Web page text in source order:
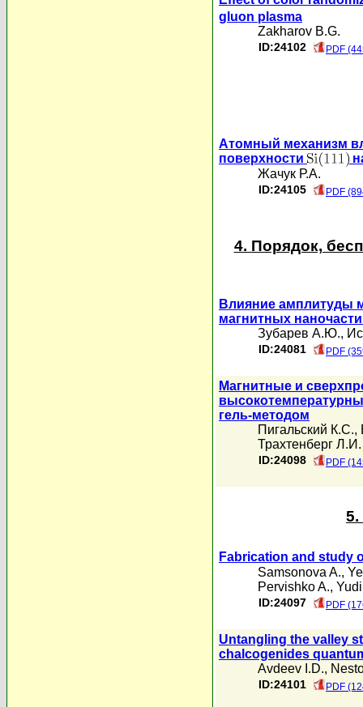
gluon plasma
Zakharov B.G.
ID:24102 PDF
Атомный механизм
поверхности
Жачук Р.А.
ID:24105 PDF
4. Порядок,
Влияние амплитуды
магнитных
Зубарев А.Ю.,
ID:24081 PDF
Магнитные и
гель-методом
Пигальский К.С.,
Трахтенберг Л.И.
ID:24098 PDF
5.
Fabrication and study
Samsonova A.,
Pervishko A.,
ID:24097 PDF
Untangling the valley
chalcogenides
Avdeev I.D.,
ID:24101 PDF